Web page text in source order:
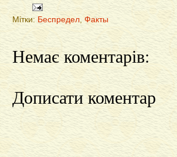
Мітки: Беспредел, Факты
Немає коментарів:
Дописати коментар